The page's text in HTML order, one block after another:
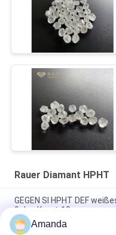
Rauer Diamant HPHT
GEGEN SI HPHT DEF
9 des Karat-10
Amanda